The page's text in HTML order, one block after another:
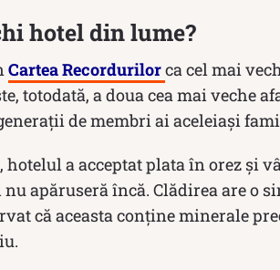
hotel din lume?
Cartea Recordurilorca cel mai
totodată, a doua cea mai veche
de membri ai aceleiași
hotelul a acceptat plata în orez și
apăruseră încă. Clădirea are o
că aceasta conține minerale